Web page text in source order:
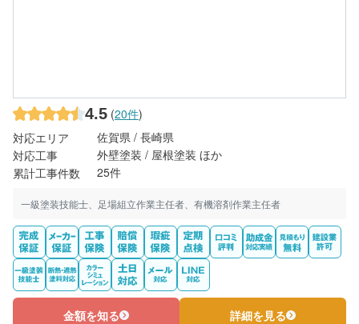
4.5 (20件)
対応エリア
佐賀県 / 長崎県
対応工事
外壁塗装 / 屋根塗装 ほか
累計工事件数
25件
一級塗装技能士、足場組立作業主任者、有機溶剤作業主任者
金額を知る 詳細を見る